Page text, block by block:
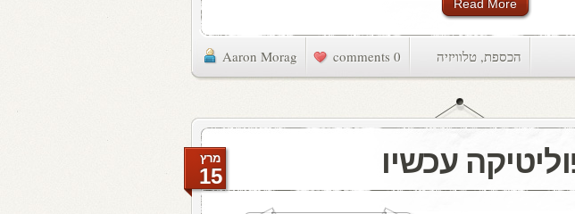
Read More
Aaron Morag 0 comments הכספת, טלוויזיה
עכשיו מרץ
15